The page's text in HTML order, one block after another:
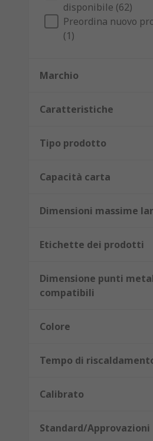
disponibile (62)
Preordina nuovo
(1)
Marchio
Caratteristiche
Tipo prodotto
Capacità carta
Dimensioni massime
Etichette dei prodotti
Dimensione punti
compatibili
Colore
Tempo di
Calibrato
Standard/Approvazioni